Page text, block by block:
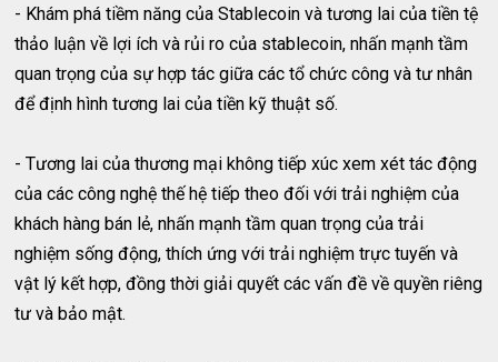
- Khám phá tiềm năng của Stablecoin và tương lai của tiền tệ
thảo luận về lợi ích và rủi ro của stablecoin, nhấn mạnh tầm
quan trọng của sự hợp tác giữa các tổ chức công và tư nhân
để định hình tương lai của tiền kỹ thuật số.
- Tương lai của thương mại không tiếp xúc xem xét tác động
của các công nghệ thế hệ tiếp theo đối với trải nghiệm của
khách hàng bán lẻ, nhấn mạnh tầm quan trọng của trải
nghiệm sống động, thích ứng với trải nghiệm trực tuyến và
vật lý kết hợp, đồng thời giải quyết các vấn đề về quyền riêng
tư và bảo mật.